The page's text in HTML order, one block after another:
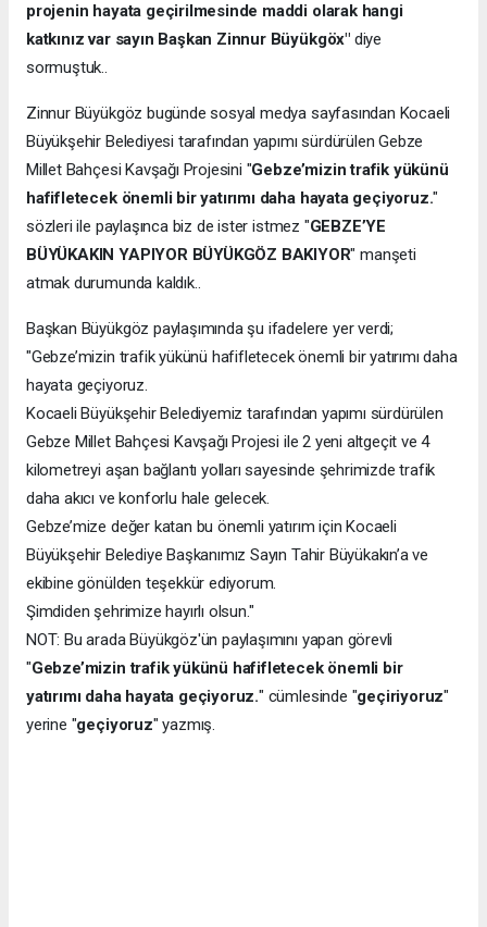
projenin hayata geçirilmesinde maddi olarak hangi
katkınız var sayın Başkan Zinnur Büyükgöx" diye
sormuştuk..
Zinnur Büyükgöz bugünde sosyal medya sayfasından Kocaeli
Büyükşehir Belediyesi tarafından yapımı sürdürülen Gebze
Millet Bahçesi Kavşağı Projesini "Gebze’mizin trafik yükünü
hafifletecek önemli bir yatırımı daha hayata geçiyoruz."
sözleri ile paylaşınca biz de ister istmez "GEBZE’YE
BÜYÜKAKIN YAPIYOR BÜYÜKGÖZ BAKIYOR" manşeti
atmak durumunda kaldık..
Başkan Büyükgöz paylaşımında şu ifadelere yer verdi;
"Gebze’mizin trafik yükünü hafifletecek önemli bir yatırımı daha
hayata geçiyoruz.
Kocaeli Büyükşehir Belediyemiz tarafından yapımı sürdürülen
Gebze Millet Bahçesi Kavşağı Projesi ile 2 yeni altgeçit ve 4
kilometreyi aşan bağlantı yolları sayesinde şehrimizde trafik
daha akıcı ve konforlu hale gelecek.
Gebze’mize değer katan bu önemli yatırım için Kocaeli
Büyükşehir Belediye Başkanımız Sayın Tahir Büyükakın’a ve
ekibine gönülden teşekkür ediyorum.
Şimdiden şehrimize hayırlı olsun."
NOT: Bu arada Büyükgöz'ün paylaşımını yapan görevli
"Gebze’mizin trafik yükünü hafifletecek önemli bir
yatırımı daha hayata geçiyoruz." cümlesinde "geçiriyoruz"
yerine "geçiyoruz" yazmış.